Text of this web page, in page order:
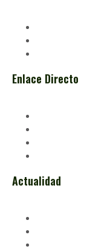
Enlace Directo
Actualidad